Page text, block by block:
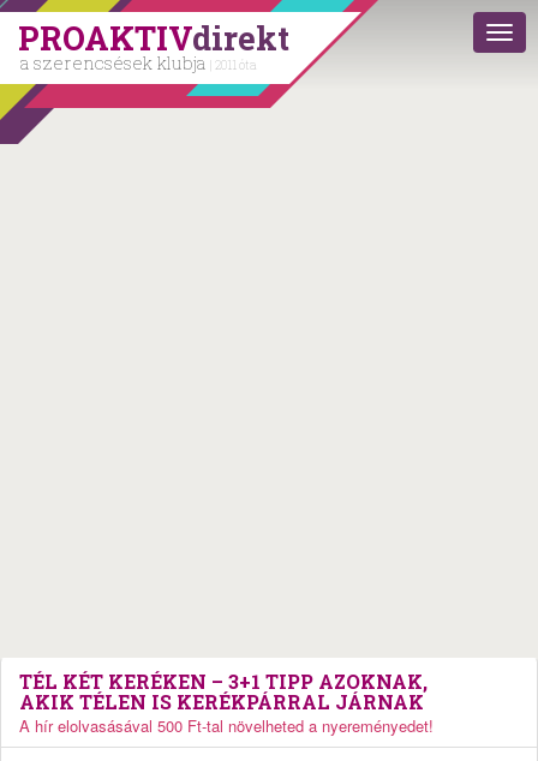
PROAKTIVdirekt
a szerencsések klubja | 2011 óta
TÉL KÉT KERÉKEN – 3+1 TIPP AZOKNAK,
AKIK TÉLEN IS KERÉKPÁRRAL JÁRNAK
A hír elolvasásával 500 Ft-tal növelheted a nyereményedet!